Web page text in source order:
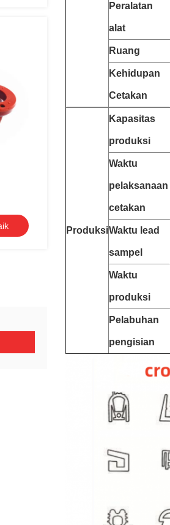
Peralatan
alat
Ruang
Kehidupan
Cetakan
Produksi
Kapasitas
produksi
Waktu
pelaksanaan
cetakan
Waktu lead
sampel
Waktu
produksi
Pelabuhan
pengisian